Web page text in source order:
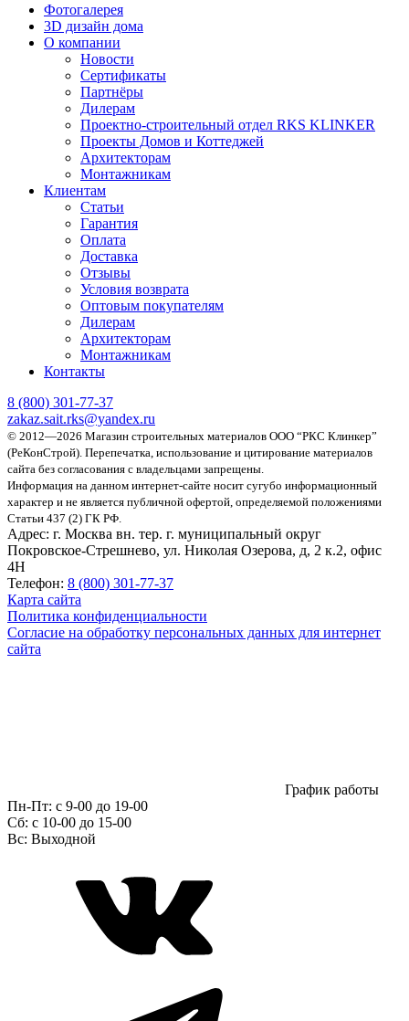
Фотогалерея
3D дизайн дома
О компании
Новости
Сертификаты
Партнёры
Дилерам
Проектно-строительный отдел RKS KLINKER
Проекты Домов и Коттеджей
Архитекторам
Монтажникам
Клиентам
Статьи
Гарантия
Оплата
Доставка
Отзывы
Условия возврата
Оптовым покупателям
Дилерам
Архитекторам
Монтажникам
Контакты
8 (800) 301-77-37
zakaz.sait.rks@yandex.ru
© 2012—2026 Магазин строительных материалов ООО “РКС Клинкер”
(РеКонСтрой). Перепечатка, использование и цитирование материалов
сайта без согласования с владельцами запрещены.
Информация на данном интернет-сайте носит сугубо информационный
характер и не является публичной офертой, определяемой положениями
Статьи 437 (2) ГК РФ.
Адрес: г. Москва вн. тер. г. муниципальный округ
Покровское-Стрешнево, ул. Николая Озерова, д, 2 к.2, офис
4Н
Телефон: 8 (800) 301-77-37
Карта сайта
Политика конфиденциальности
Согласие на обработку персональных данных для интернет
сайта
График работы
Пн-Пт: с 9-00 до 19-00
Сб: c 10-00 до 15-00
Вс: Выходной